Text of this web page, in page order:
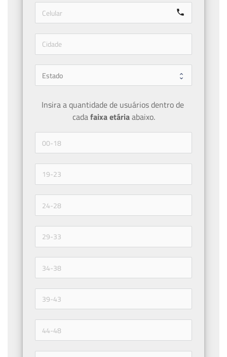
call
Insira a quantidade de usuários dentro de
cada faixa etária abaixo.